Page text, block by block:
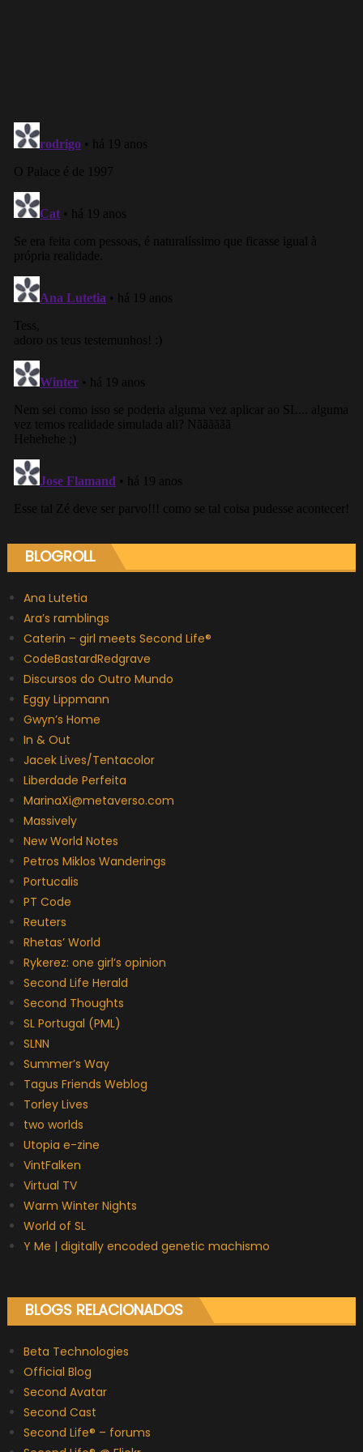
BLOGROLL
Ana Lutetia
Ara’s ramblings
Caterin – girl meets Second Life®
CodeBastardRedgrave
Discursos do Outro Mundo
Eggy Lippmann
Gwyn’s Home
In & Out
Jacek Lives/Tentacolor
Liberdade Perfeita
MarinaXi@metaverso.com
Massively
New World Notes
Petros Miklos Wanderings
Portucalis
PT Code
Reuters
Rhetas’ World
Rykerez: one girl’s opinion
Second Life Herald
Second Thoughts
SL Portugal (PML)
SLNN
Summer’s Way
Tagus Friends Weblog
Torley Lives
two worlds
Utopia e-zine
VintFalken
Virtual TV
Warm Winter Nights
World of SL
Y Me | digitally encoded genetic machismo
BLOGS RELACIONADOS
Beta Technologies
Official Blog
Second Avatar
Second Cast
Second Life® – forums